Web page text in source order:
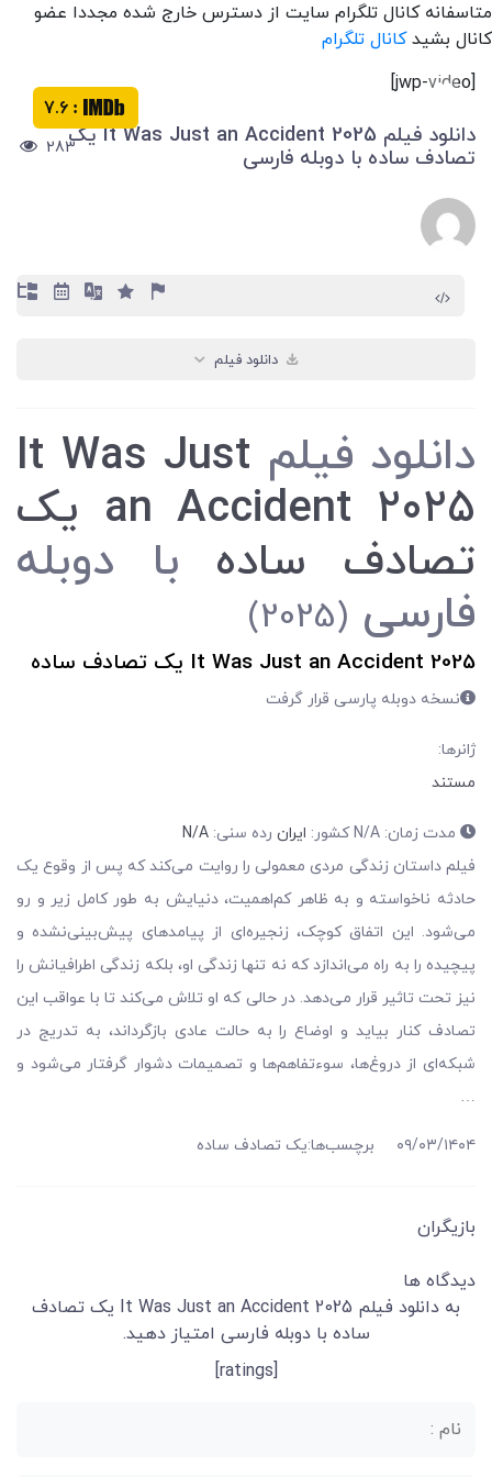
متاسفانه کانال تلگرام سایت از دسترس خارج شده مجددا عضو
کانال بشیدکانال تلگرام
:
7.6
[jwp-video]
دانلود فیلم It Was Just an Accident 2025 یک
تصادف ساده با دوبله فارسی
283
دانلود فیلم
دانلود فیلم It Was Just
an Accident 2025 یک
تصادف ساده با دوبله
فارسی (2025)
It Was Just an Accident 2025 یک تصادف ساده
نسخه دوبله پارسی قرار گرفت
ژانرها:
مستند
مدت زمان: N/A کشور: ایران رده سنی: N/A
فیلم داستان زندگی مردی معمولی را روایت می‌کند که پس از وقوع یک
حادثه ناخواسته و به ظاهر کم‌اهمیت، دنیایش به طور کامل زیر و رو
می‌شود. این اتفاق کوچک، زنجیره‌ای از پیامدهای پیش‌بینی‌نشده و
پیچیده را به راه می‌اندازد که نه تنها زندگی او، بلکه زندگی اطرافیانش را
نیز تحت تاثیر قرار می‌دهد. در حالی که او تلاش می‌کند تا با عواقب این
تصادف کنار بیاید و اوضاع را به حالت عادی بازگرداند، به تدریج در
شبکه‌ای از دروغ‌ها، سوءتفاهم‌ها و تصمیمات دشوار گرفتار می‌شود و
…
۰۹/۰۳/۱۴۰۴ برچسب‌ها:یک تصادف ساده
بازیگران
دیدگاه ها
به دانلود فیلم It Was Just an Accident 2025 یک تصادف
ساده با دوبله فارسی امتیاز دهید.
[ratings]